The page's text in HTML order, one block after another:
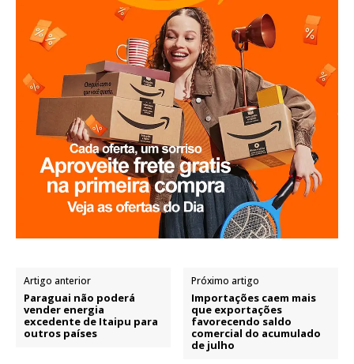
Artigo anterior
Paraguai não poderá
vender energia
excedente de Itaipu para
outros países
Próximo artigo
Importações caem mais
que exportações
favorecendo saldo
comercial do acumulado
de julho